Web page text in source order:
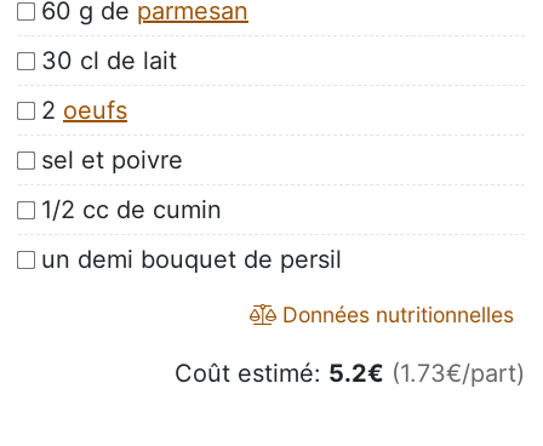
60 g de parmesan
30 cl de lait
2 oeufs
sel et poivre
1/2 cc de cumin
un demi bouquet de persil
Données nutritionnelles
Coût estimé: 5.2€ (1.73€/part)